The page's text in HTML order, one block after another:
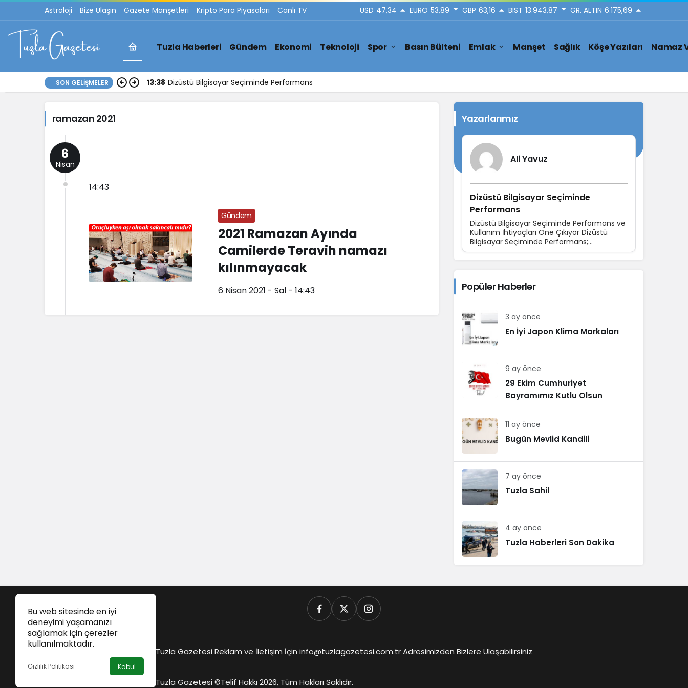
Astroloji Bize Ulaşın Gazete Manşetleri Kripto Para Piyasaları Canlı TV USD 47,34 EURO 53,89 GBP 63,16 BIST 13.943,87 GR. ALTIN 6.175,69
ramazan
2021
Haberleri
Tuzla Haberleri Gündem Ekonomi Teknoloji Spor Basın Bülteni Emlak Manşet Sağlık Köşe Yazıları Namaz
SON GELIŞMELER 13:38 Dizüstü Bilgisayar Seçiminde Performans
ramazan 2021
6
Nisan
14:43
Gündem
2021 Ramazan Ayında
Camilerde Teravih namazı
kılınmayacak
6 Nisan 2021 - Sal - 14:43
Yazarlarımız
Ali Yavuz
Dizüstü Bilgisayar Seçiminde
Performans
Dizüstü Bilgisayar Seçiminde Performans ve
Kullanım İhtiyaçları Öne Çıkıyor Dizüstü
Bilgisayar Seçiminde Performans;
Teknolojinin günlük yaşamın...
Popüler Haberler
3 ay önce
En İyi Japon Klima Markaları
9 ay önce
29 Ekim Cumhuriyet
Bayramımız Kutlu Olsun
11 ay önce
Bugün Mevlid Kandili
7 ay önce
Tuzla Sahil
4 ay önce
Tuzla Haberleri Son Dakika
Bu web sitesinde en iyi
deneyimi yaşamanızı
sağlamak için çerezler
kullanılmaktadır.
Gizlilik Politikası Kabul
Tuzla Gazetesi Reklam ve İletişim İçin info@tuzlagazetesi.com.tr Adresimizden Bizlere Ulaşabilirsiniz
Tuzla Gazetesi ©Telif Hakkı 2026, Tüm Hakları Saklıdır.